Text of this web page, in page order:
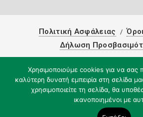
Πολιτική Ασφάλειας
Δήλωση
Χρησιμοποιούμε cookies για να σας
καλύτερη δυνατή εμπειρία στη σελίδα
χρησιμοποιείτε τη σελίδα, θα
ικανοποιημένοι με